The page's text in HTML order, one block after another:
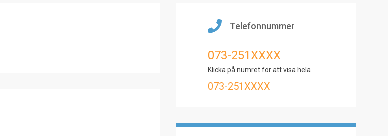
Telefonnummer
073-251XXXX
Klicka på numret för att visa hela
073-251XXXX